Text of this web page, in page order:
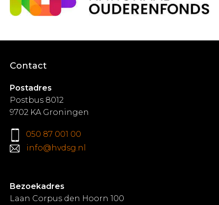
Contact
Postadres
Postbus 8012
9702 KA Groningen
050 87 001 00
info@hvdsg.nl
Bezoekadres
Laan Corpus den Hoorn 100